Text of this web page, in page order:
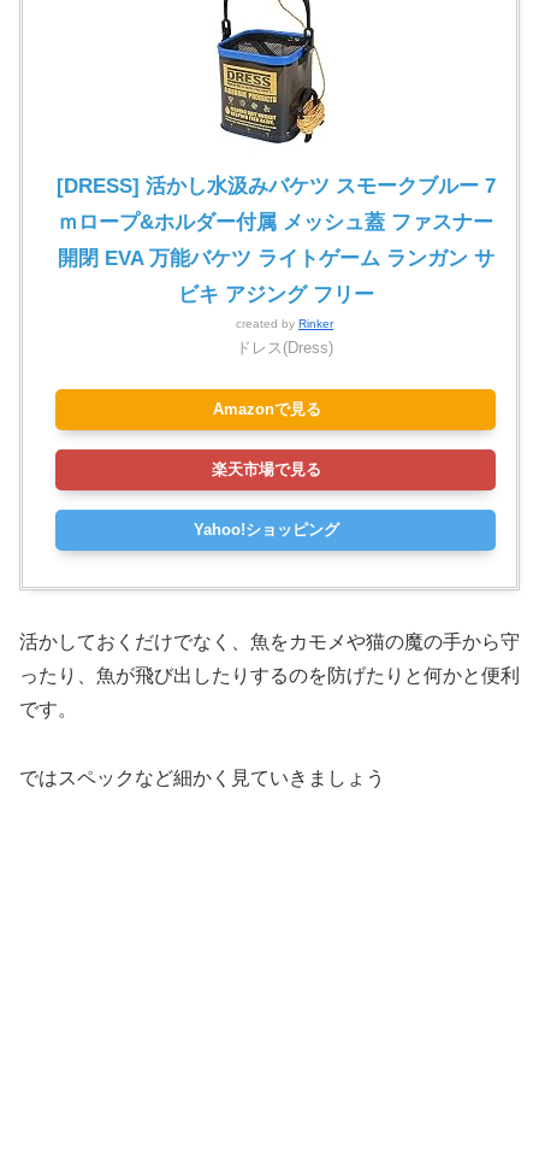
[DRESS] 活かし水汲みバケツ スモークブルー 7
ｍロープ&ホルダー付属 メッシュ蓋 ファスナー
開閉 EVA 万能バケツ ライトゲーム ランガン サ
ビキ アジング フリー
created by Rinker
ドレス(Dress)
Amazonで見る
楽天市場で見る
Yahoo!ショッピング
活かしておくだけでなく、魚をカモメや猫の魔の手から守
ったり、魚が飛び出したりするのを防げたりと何かと便利
です。
ではスペックなど細かく見ていきましょう